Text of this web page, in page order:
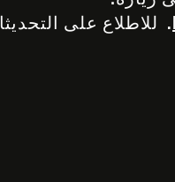
. للاطلاع على